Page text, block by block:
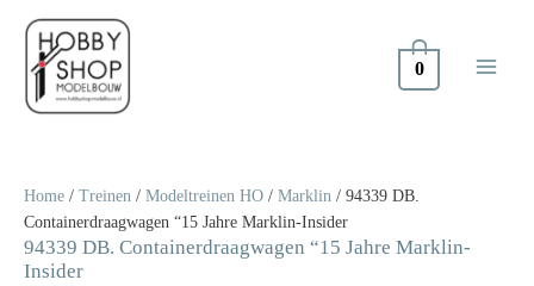
naar
inhoud
0
Home / Treinen / Modeltreinen HO / Marklin / 94339 DB.
Containerdraagwagen “15 Jahre Marklin-Insider
94339 DB. Containerdraagwagen “15 Jahre Marklin-
Insider
Containerdraagwagen
"15
Jahre
Marklin-